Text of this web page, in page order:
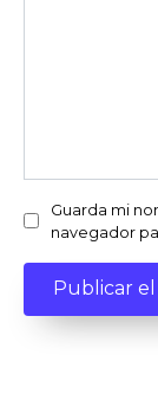
Guarda mi
navegador